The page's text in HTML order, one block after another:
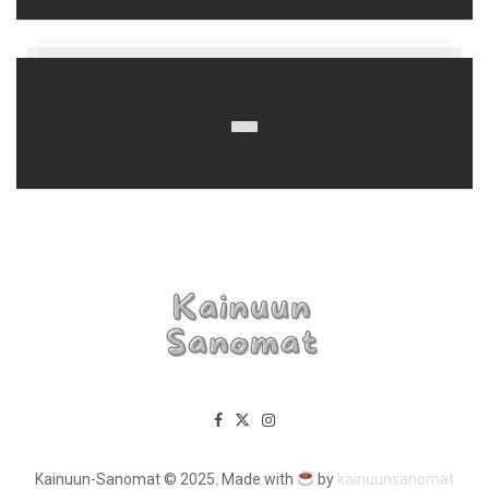
Kainuun-Sanomat © 2025. Made with by kainuunsanomat